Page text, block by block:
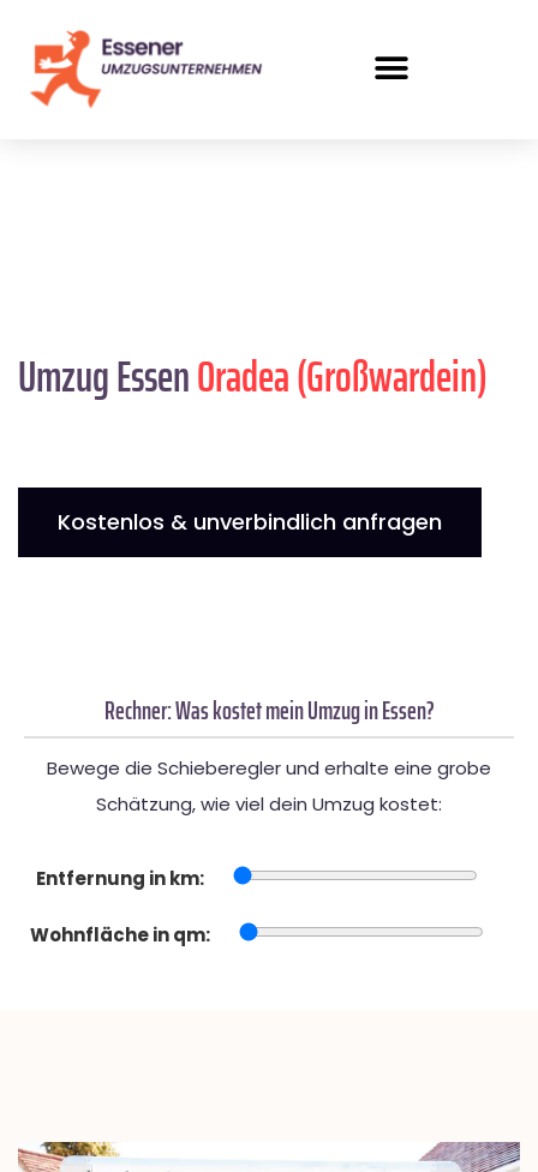
Umzug EssenOradea (Großwardein)
Kostenlos & unverbindlich anfragen
Rechner: Was kostet mein Umzug in Essen?
Bewege die Schieberegler und erhalte eine grobe
Schätzung, wie viel dein Umzug kostet:
Entfernung in km:
Wohnfläche in qm: